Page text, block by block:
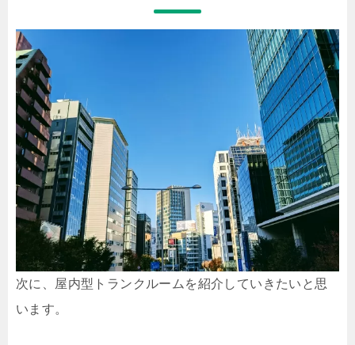
次に、屋内型トランクルームを紹介していきたいと思
います。